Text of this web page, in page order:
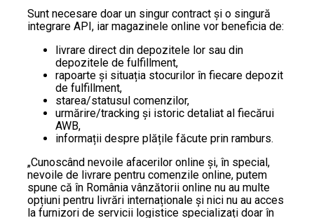
Sunt necesare doar un singur contract și o singură
integrare API, iar magazinele online vor beneficia de:
livrare direct din depozitele lor sau din
depozitele de fulfillment,
rapoarte şi situația stocurilor în fiecare depozit
de fulfillment,
starea/statusul comenzilor,
urmărire/tracking şi istoric detaliat al fiecărui
AWB,
informații despre plățile făcute prin ramburs.
„Cunoscând nevoile afacerilor online și, în special,
nevoile de livrare pentru comenzile online, putem
spune că în România vânzătorii online nu au multe
opțiuni pentru livrări internaționale și nici nu au acces
la furnizori de servicii logistice specializați doar în